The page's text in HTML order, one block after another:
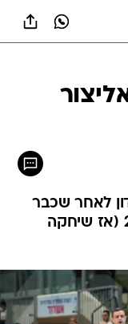
לאחר שכבר
שיחקה ברמלה בעונת 2015-2016 (אז שיחקה